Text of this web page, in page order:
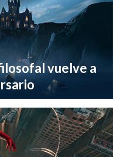
vuelve a